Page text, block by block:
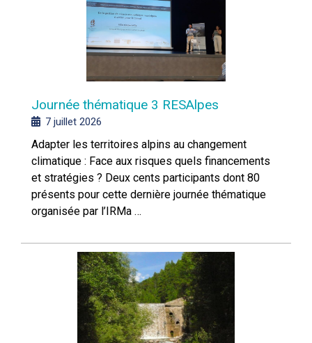
Journée thématique 3 RESAlpes
7 juillet 2026
Adapter les territoires alpins au changement
climatique : Face aux risques quels financements
et stratégies ? Deux cents participants dont 80
présents pour cette dernière journée thématique
organisée par l’IRMa …